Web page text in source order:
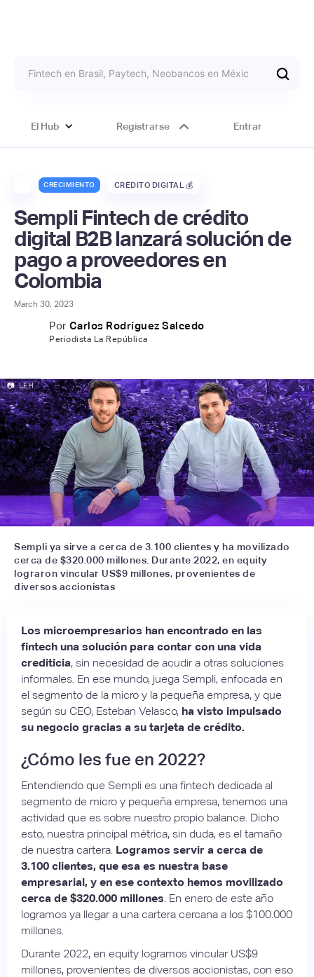
El Hub Registrarse Entrar
CRECIMIENTO CRÉDITO DIGITAL 💰
Sempli Fintech de crédito
digital B2B lanzará solución de
pago a proveedores en
Colombia
March 30, 2023
Por Carlos Rodríguez Salcedo
Periodista La República
📷 LFH
Sempli ya sirve a cerca de 3.100 clientes y ha movilizado
cerca de $320.000 millones. Durante 2022, en equity
lograron vincular US$9 millones, provenientes de
diversos accionistas
Los microempresarios han encontrado en las
fintech una solución para contar con una vida
crediticia, sin necesidad de acudir a otras soluciones
informales. En ese mundo, juega Sempli, enfocada en
el segmento de la micro y la pequeña empresa, y que
según su CEO, Esteban Velasco, ha visto impulsado
su negocio gracias a su tarjeta de crédito.
¿Cómo les fue en 2022?
Entendiendo que Sempli es una fintech dedicada al
segmento de micro y pequeña empresa, tenemos una
actividad que es sobre nuestro propio balance. Dicho
esto, nuestra principal métrica, sin duda, es el tamaño
de nuestra cartera. Logramos servir a cerca de
3.100 clientes, que esa es nuestra base
empresarial, y en ese contexto hemos movilizado
cerca de $320.000 millones . En enero de este año
logramos ya llegar a una cartera cercana a los $100.000
millones.
Durante 2022, en equity logramos vincular US$9
millones, provenientes de diversos accionistas, con eso